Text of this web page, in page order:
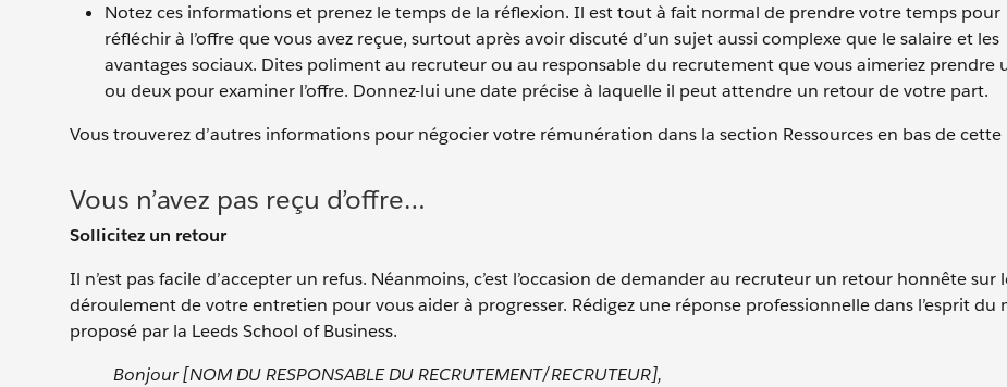
Notez ces informations et prenez le temps de la réflexion. Il est tout à fait normal de prendre votre temps pour
réfléchir à l’offre que vous avez reçue, surtout après avoir discuté d’un sujet aussi complexe que le salaire et les
avantages sociaux. Dites poliment au recruteur ou au responsable du recrutement que vous aimeriez prendre
ou deux pour examiner l’offre. Donnez-lui une date précise à laquelle il peut attendre un retour de votre part.
Vous trouverez d’autres informations pour négocier votre rémunération dans la section Ressources en bas de cette
Vous n’avez pas reçu d’offre…
Sollicitez un retour
Il n’est pas facile d’accepter un refus. Néanmoins, c’est l’occasion de demander au recruteur un retour honnête sur
déroulement de votre entretien pour vous aider à progresser. Rédigez une réponse professionnelle dans l’esprit du
proposé par la Leeds School of Business.
Bonjour [NOM DU RESPONSABLE DU RECRUTEMENT/RECRUTEUR],